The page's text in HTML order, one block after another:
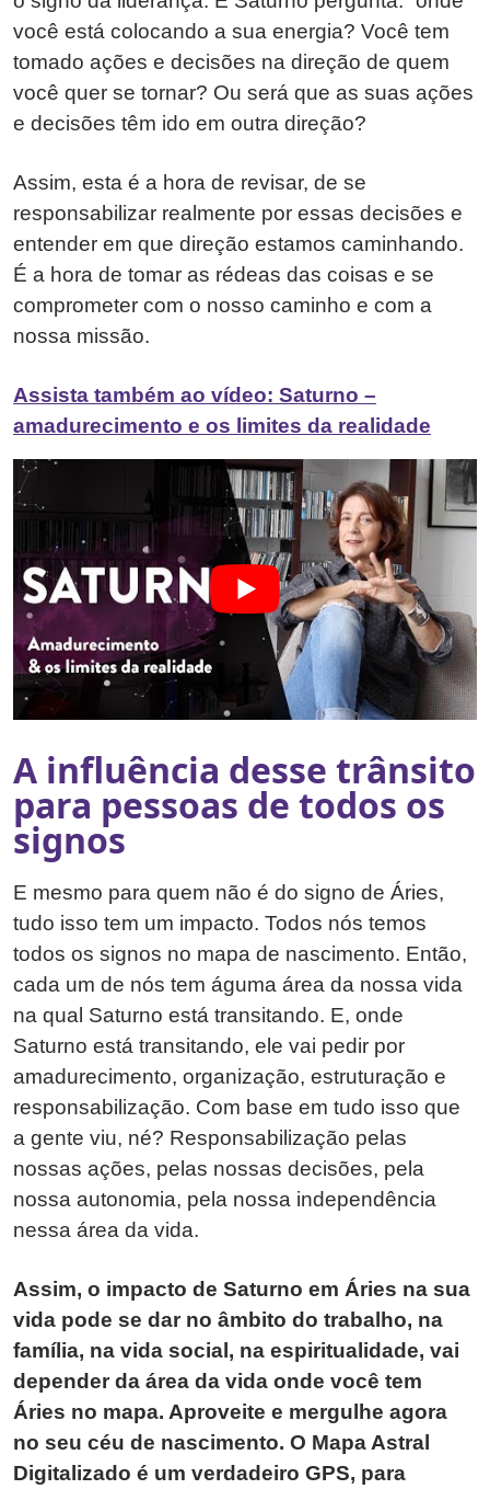
você está colocando a sua energia? Você tem
tomado ações e decisões na direção de quem
você quer se tornar? Ou será que as suas ações
e decisões têm ido em outra direção?
Assim, esta é a hora de revisar, de se
responsabilizar realmente por essas decisões e
entender em que direção estamos caminhando.
É a hora de tomar as rédeas das coisas e se
comprometer com o nosso caminho e com a
nossa missão.
Assista também ao vídeo: Saturno –
amadurecimento e os limites da realidade
A influência desse trânsito
para pessoas de todos os
signos
E mesmo para quem não é do signo de Áries,
tudo isso tem um impacto. Todos nós temos
todos os signos no mapa de nascimento. Então,
cada um de nós tem águma área da nossa vida
na qual Saturno está transitando. E, onde
Saturno está transitando, ele vai pedir por
amadurecimento, organização, estruturação e
responsabilização. Com base em tudo isso que
a gente viu, né? Responsabilização pelas
nossas ações, pelas nossas decisões, pela
nossa autonomia, pela nossa independência
nessa área da vida.
Assim, o impacto de Saturno em Áries na sua
vida pode se dar no âmbito do trabalho, na
família, na vida social, na espiritualidade, vai
depender da área da vida onde você tem
Áries no mapa. Aproveite e mergulhe agora
no seu céu de nascimento. O Mapa Astral
Digitalizado é um verdadeiro GPS, para